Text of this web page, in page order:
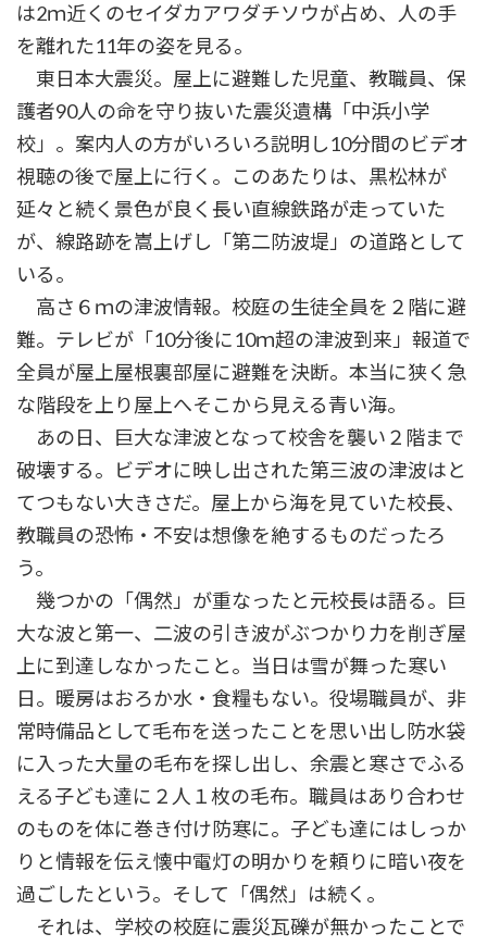
は2ｍ近くのセイダカアワダチソウが占め、人の手
を離れた11年の姿を見る。
東日本大震災。屋上に避難した児童、教職員、保
護者90人の命を守り抜いた震災遺構「中浜小学
校」。案内人の方がいろいろ説明し10分間のビデオ
視聴の後で屋上に行く。このあたりは、黒松林が
延々と続く景色が良く長い直線鉄路が走っていた
が、線路跡を嵩上げし「第二防波堤」の道路として
いる。
高さ６ｍの津波情報。校庭の生徒全員を２階に避
難。テレビが「10分後に10ｍ超の津波到来」報道で
全員が屋上屋根裏部屋に避難を決断。本当に狭く急
な階段を上り屋上へそこから見える青い海。
あの日、巨大な津波となって校舎を襲い２階まで
破壊する。ビデオに映し出された第三波の津波はと
てつもない大きさだ。屋上から海を見ていた校長、
教職員の恐怖・不安は想像を絶するものだったろ
う。
幾つかの「偶然」が重なったと元校長は語る。巨
大な波と第一、二波の引き波がぶつかり力を削ぎ屋
上に到達しなかったこと。当日は雪が舞った寒い
日。暖房はおろか水・食糧もない。役場職員が、非
常時備品として毛布を送ったことを思い出し防水袋
に入った大量の毛布を探し出し、余震と寒さでふる
える子ども達に２人１枚の毛布。職員はあり合わせ
のものを体に巻き付け防寒に。子ども達にはしっか
りと情報を伝え懐中電灯の明かりを頼りに暗い夜を
過ごしたという。そして「偶然」は続く。
それは、学校の校庭に震災瓦礫が無かったことで